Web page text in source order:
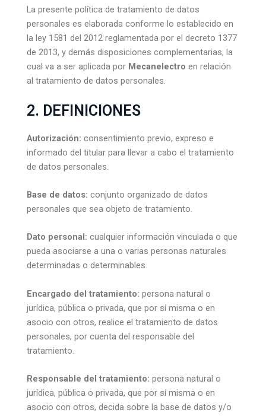
La presente política de tratamiento de datos
personales es elaborada conforme lo establecido en
la ley 1581 del 2012 reglamentada por el decreto 1377
de 2013, y demás disposiciones complementarias, la
cual va a ser aplicada por Mecanelectro en relación
al tratamiento de datos personales.
2. DEFINICIONES
Autorización: consentimiento previo, expreso e
informado del titular para llevar a cabo el tratamiento
de datos personales.
Base de datos: conjunto organizado de datos
personales que sea objeto de tratamiento.
Dato personal: cualquier información vinculada o que
pueda asociarse a una o varias personas naturales
determinadas o determinables.
Encargado del tratamiento: persona natural o
jurídica, pública o privada, que por sí misma o en
asocio con otros, realice el tratamiento de datos
personales, por cuenta del responsable del
tratamiento.
Responsable del tratamiento: persona natural o
jurídica, pública o privada, que por sí misma o en
asocio con otros, decida sobre la base de datos y/o